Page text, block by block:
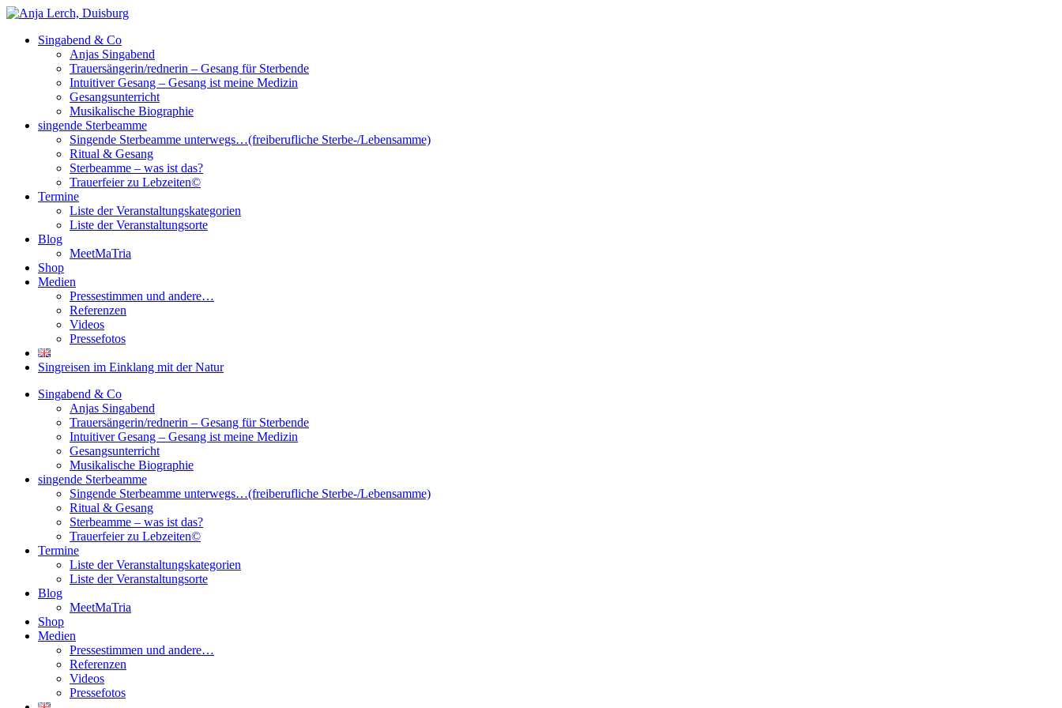
Anjas Welt
Singende Sterbeamme
Singabend & Co
Anjas Singabend
Trauersängerin/rednerin – Gesang für Sterbende
Intuitiver Gesang – Gesang ist meine Medizin
Gesangsunterricht
Musikalische Biographie
singende Sterbeamme
Singende Sterbeamme unterwegs…(freiberufliche Sterbe-/Lebensamme)
Ritual & Gesang
Sterbeamme – was ist das?
Trauerfeier zu Lebzeiten©
Termine
Liste der Veranstaltungskategorien
Liste der Veranstaltungsorte
Blog
MeetMaTria
Shop
Medien
Pressestimmen und andere…
Referenzen
Videos
Pressefotos
Singreisen im Einklang mit der Natur
Singabend & Co
Anjas Singabend
Trauersängerin/rednerin – Gesang für Sterbende
Intuitiver Gesang – Gesang ist meine Medizin
Gesangsunterricht
Musikalische Biographie
singende Sterbeamme
Singende Sterbeamme unterwegs…(freiberufliche Sterbe-/Lebensamme)
Ritual & Gesang
Sterbeamme – was ist das?
Trauerfeier zu Lebzeiten©
Termine
Liste der Veranstaltungskategorien
Liste der Veranstaltungsorte
Blog
MeetMaTria
Shop
Medien
Pressestimmen und andere…
Referenzen
Videos
Pressefotos